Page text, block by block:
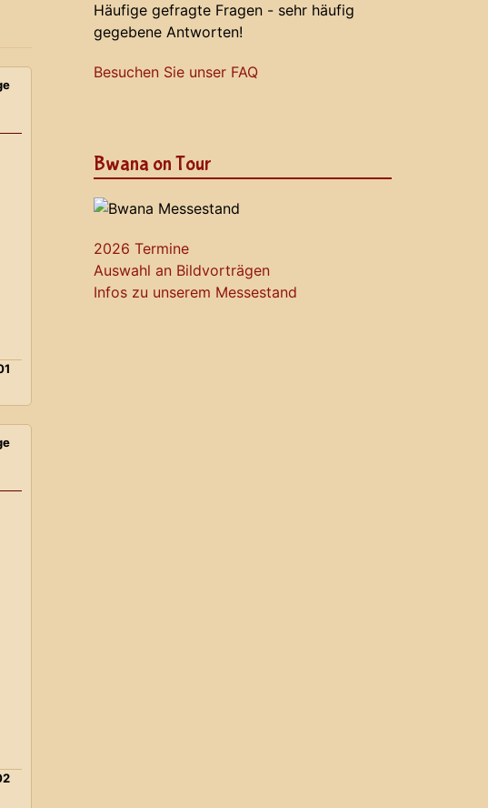
Häufige gefragte Fragen - sehr häufig
gegebene Antworten!
Besuchen Sie unser FAQ
Bwana on Tour
2026 Termine
Auswahl an Bildvorträgen
Infos zu unserem Messestand